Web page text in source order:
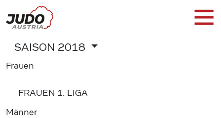
SAISON 2018
Frauen
FRAUEN 1. LIGA
Männer